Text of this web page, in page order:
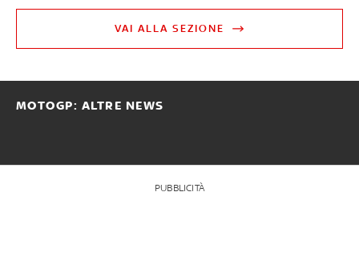
VAI ALLA SEZIONE
MOTOGP: ALTRE NEWS
PUBBLICITÀ